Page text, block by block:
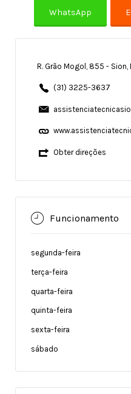
R. Grão Mogol, 855 -
(31) 3225-3637
Obter direções
Funcionamento
segunda-feira
terça-feira
quarta-feira
quinta-feira
sexta-feira
sábado